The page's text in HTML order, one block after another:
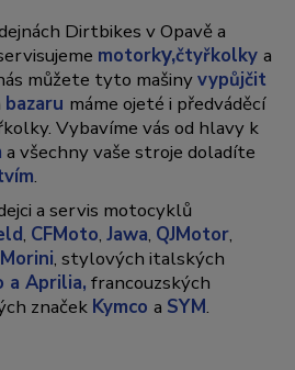
Dirtbikes v Opavě a
motorky,čtyřkolkya
můžete tyto mašinyvypůjčit
bazaru máme ojeté i předváděcí
Vybavíme vás od hlavy k
a všechny vaše stroje doladíte
.
a servis motocyklů
, CFMoto,Jawa, QJMotor,
, stylových italských
a Aprilia, francouzských
značek Kymcoa SYM.